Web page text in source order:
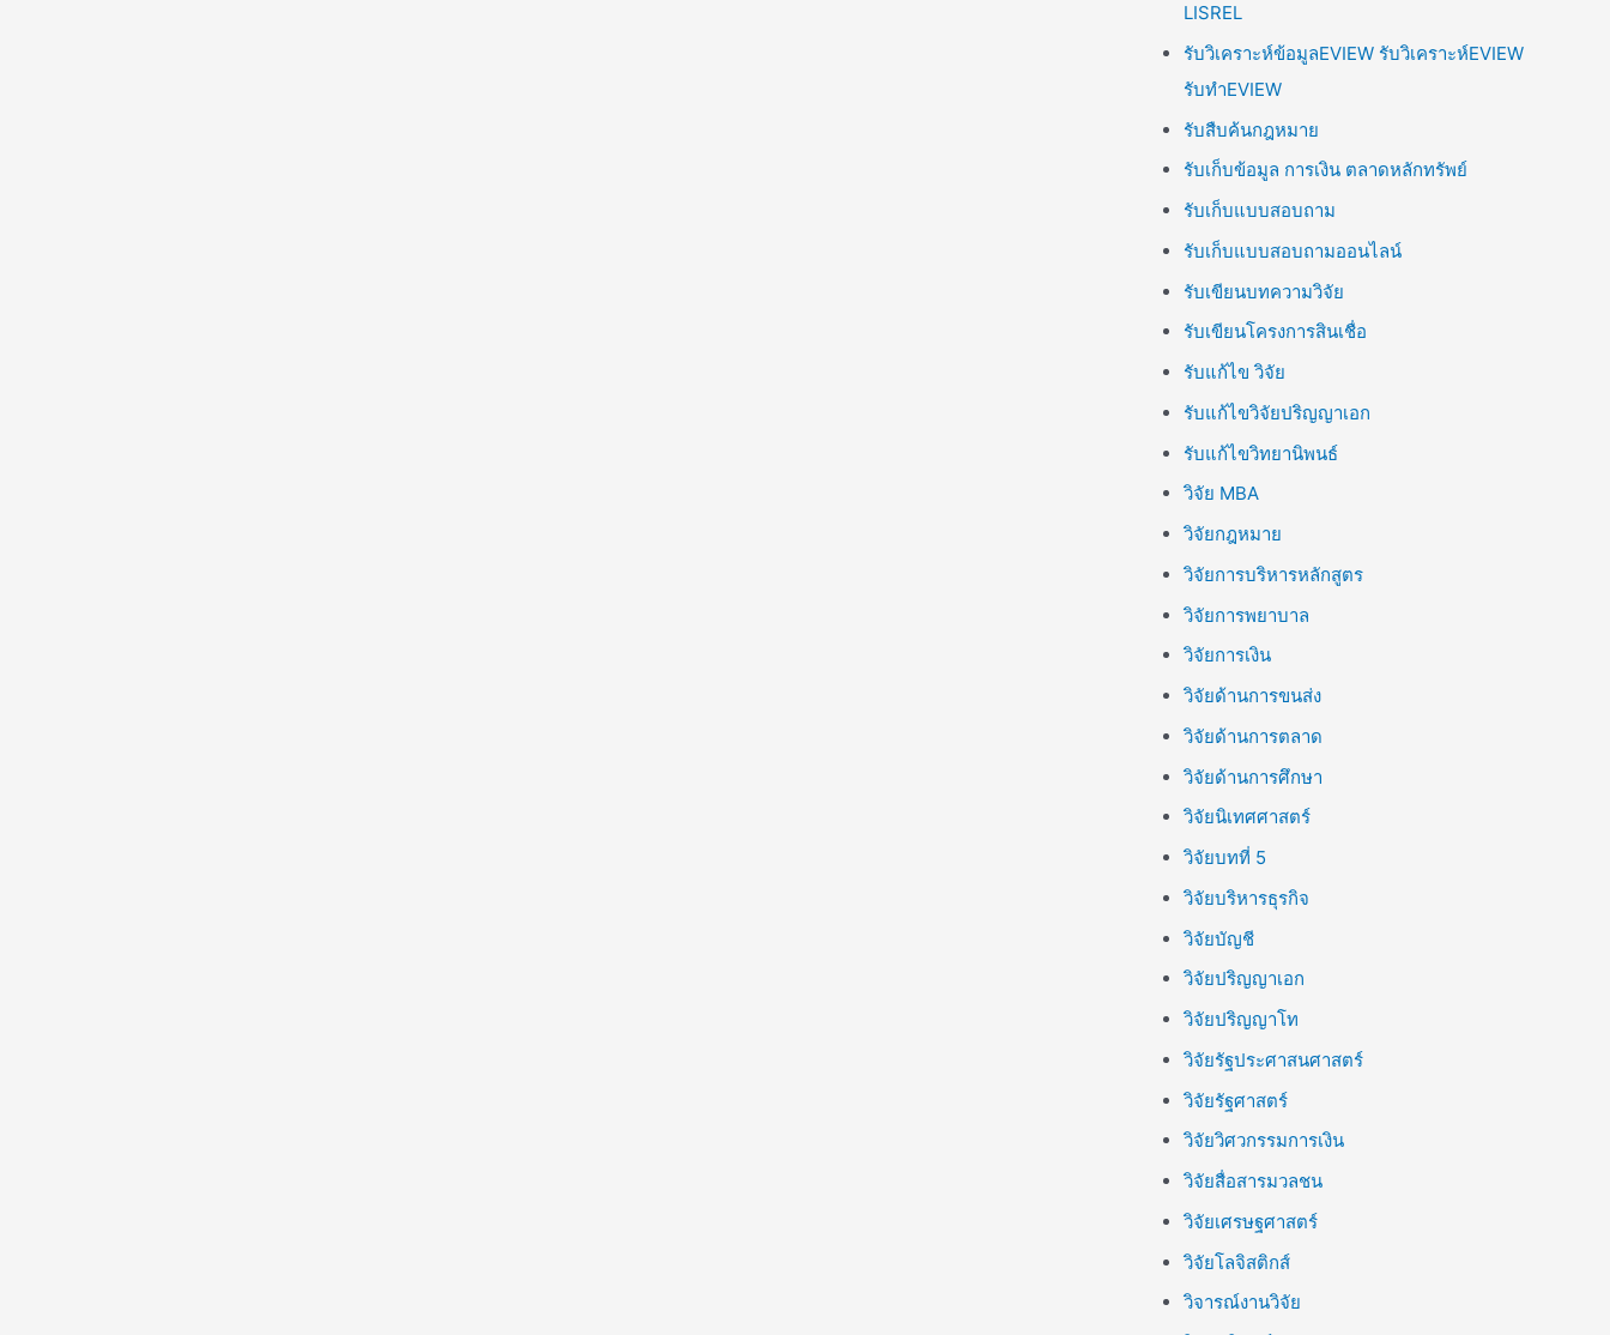
LISREL
รับวิเคราะห์ข้อมูลEVIEW รับวิเคราะห์EVIEW
รับทำEVIEW
รับสืบค้นกฎหมาย
รับเก็บข้อมูล การเงิน ตลาดหลักทรัพย์
รับเก็บแบบสอบถาม
รับเก็บแบบสอบถามออนไลน์
รับเขียนบทความวิจัย
รับเขียนโครงการสินเชื่อ
รับแก้ไข วิจัย
รับแก้ไขวิจัยปริญญาเอก
รับแก้ไขวิทยานิพนธ์
วิจัย MBA
วิจัยกฎหมาย
วิจัยการบริหารหลักสูตร
วิจัยการพยาบาล
วิจัยการเงิน
วิจัยด้านการขนส่ง
วิจัยด้านการตลาด
วิจัยด้านการศึกษา
วิจัยนิเทศศาสตร์
วิจัยบทที่ 5
วิจัยบริหารธุรกิจ
วิจัยบัญชี
วิจัยปริญญาเอก
วิจัยปริญญาโท
วิจัยรัฐประศาสนศาสตร์
วิจัยรัฐศาสตร์
วิจัยวิศวกรรมการเงิน
วิจัยสื่อสารมวลชน
วิจัยเศรษฐศาสตร์
วิจัยโลจิสติกส์
วิจารณ์งานวิจัย